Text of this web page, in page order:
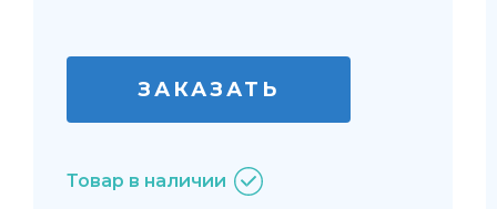
ЗАКАЗАТЬ
Товар в наличии